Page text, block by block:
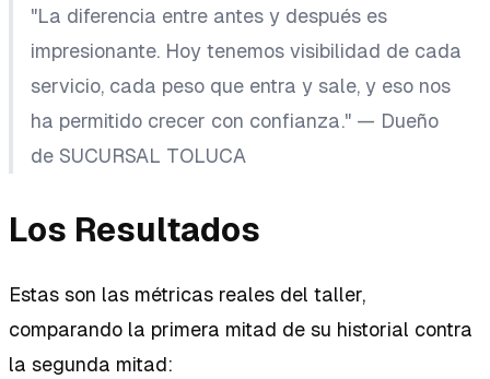
"La diferencia entre antes y después es
impresionante. Hoy tenemos visibilidad de cada
servicio, cada peso que entra y sale, y eso nos
ha permitido crecer con confianza." — Dueño
de SUCURSAL TOLUCA
Los Resultados
Estas son las métricas reales del taller,
comparando la primera mitad de su historial contra
la segunda mitad: